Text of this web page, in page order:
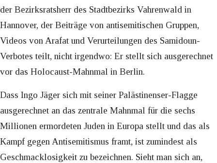
der Bezirksratsherr des Stadtbezirks Vahrenwald in
Hannover, der Beiträge von antisemitischen Gruppen,
Videos von Arafat und Verurteilungen des Samidoun-
Verbotes teilt, nicht irgendwo: Er stellt sich ausgerechnet
vor das Holocaust-Mahnmal in Berlin.
Dass Ingo Jäger sich mit seiner Palästinenser-Flagge
ausgerechnet an das zentrale Mahnmal für die sechs
Millionen ermordeten Juden in Europa stellt und das als
Kampf gegen Antisemitismus framt, ist zumindest als
Geschmacklosigkeit zu bezeichnen. Sieht man sich an,